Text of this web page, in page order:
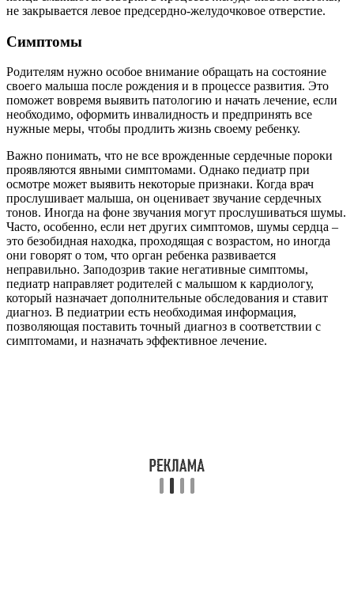
не закрывается левое предсердно-желудочковое отверстие.
Симптомы
Родителям нужно особое внимание обращать на состояние
своего малыша после рождения и в процессе развития. Это
поможет вовремя выявить патологию и начать лечение, если
необходимо, оформить инвалидность и предпринять все
нужные меры, чтобы продлить жизнь своему ребенку.
Важно понимать, что не все врожденные сердечные пороки
проявляются явными симптомами. Однако педиатр при
осмотре может выявить некоторые признаки. Когда врач
прослушивает малыша, он оценивает звучание сердечных
тонов. Иногда на фоне звучания могут прослушиваться шумы.
Часто, особенно, если нет других симптомов, шумы сердца –
это безобидная находка, проходящая с возрастом, но иногда
они говорят о том, что орган ребенка развивается
неправильно. Заподозрив такие негативные симптомы,
педиатр направляет родителей с малышом к кардиологу,
который назначает дополнительные обследования и ставит
диагноз. В педиатрии есть необходимая информация,
позволяющая поставить точный диагноз в соответствии с
симптомами, и назначать эффективное лечение.